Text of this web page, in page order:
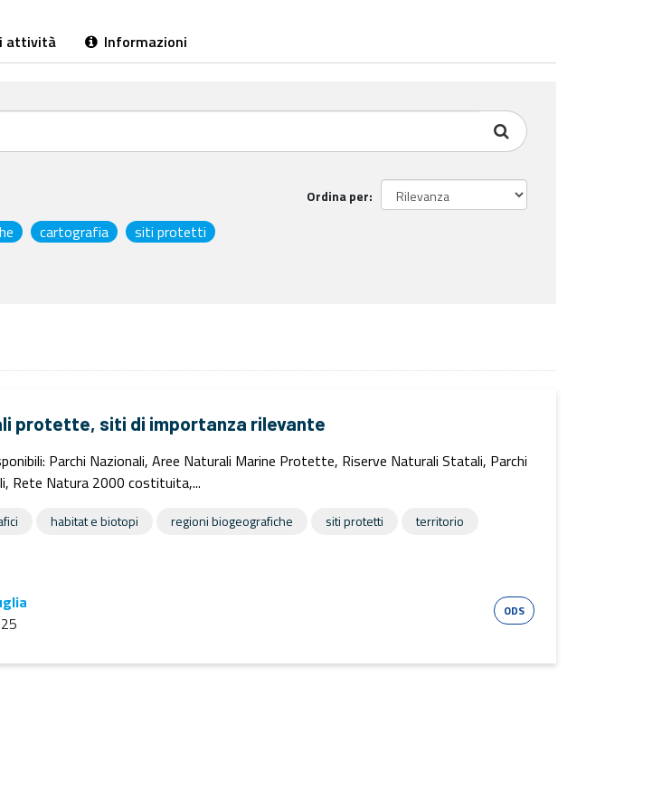
attività Informazioni
Ordina per
cartografia
siti protetti
protette, siti di importanza rilevante
Parchi Nazionali, Aree Naturali Marine Protette, Riserve Naturali Statali, Parchi
Rete Natura 2000 costituita,...
habitat e biotopi regioni biogeografiche siti protetti
territorio
ODS